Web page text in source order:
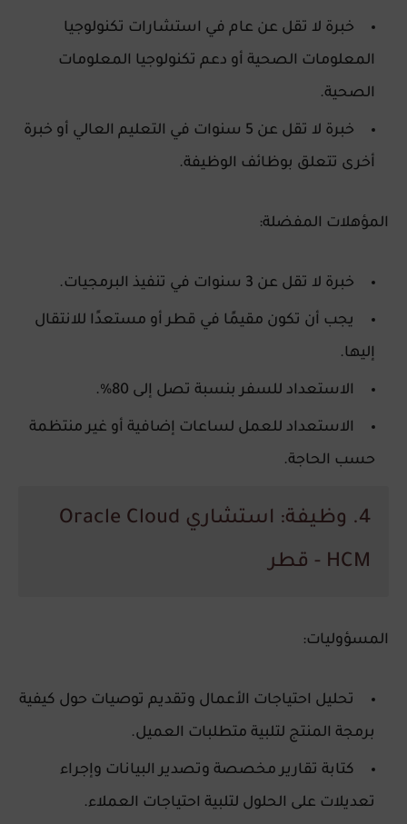
خبرة لا تقل عن عام في استشارات تكنولوجيا
المعلومات الصحية أو دعم تكنولوجيا المعلومات
الصحية.
خبرة لا تقل عن 5 سنوات في التعليم العالي أو خبرة
أخرى تتعلق بوظائف الوظيفة.
المؤهلات المفضلة:
خبرة لا تقل عن 3 سنوات في تنفيذ البرمجيات.
يجب أن تكون مقيمًا في قطر أو مستعدًا للانتقال
إليها.
الاستعداد للسفر بنسبة تصل إلى 80%.
الاستعداد للعمل لساعات إضافية أو غير منتظمة
حسب الحاجة.
4. وظيفة: استشاري Oracle Cloud
HCM - قطر
المسؤوليات:
تحليل احتياجات الأعمال وتقديم توصيات حول كيفية
برمجة المنتج لتلبية متطلبات العميل.
كتابة تقارير مخصصة وتصدير البيانات وإجراء
تعديلات على الحلول لتلبية احتياجات العملاء.